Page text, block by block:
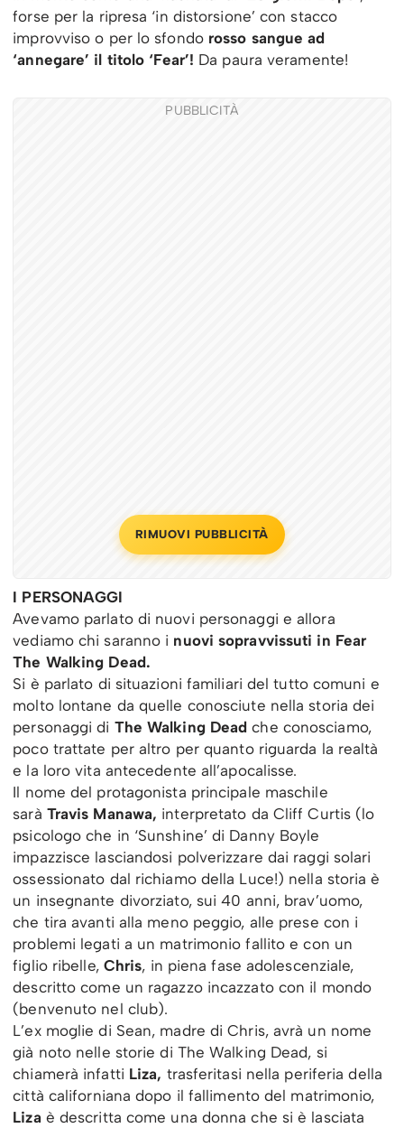
forse per la ripresa ‘in distorsione’ con stacco
improvviso o per lo sfondo rosso sangue ad
‘annegare’ il titolo ‘Fear’! Da paura veramente!
PUBBLICITÀ
RIMUOVI PUBBLICITÀ
I PERSONAGGI
Avevamo parlato di nuovi personaggi e allora
vediamo chi saranno i nuovi sopravvissuti in Fear
The Walking Dead.
Si è parlato di situazioni familiari del tutto comuni e
molto lontane da quelle conosciute nella storia dei
personaggi di The Walking Dead che conosciamo,
poco trattate per altro per quanto riguarda la realtà
e la loro vita antecedente all’apocalisse.
Il nome del protagonista principale maschile
sarà Travis Manawa, interpretato da Cliff Curtis (lo
psicologo che in ‘Sunshine’ di Danny Boyle
impazzisce lasciandosi polverizzare dai raggi solari
ossessionato dal richiamo della Luce!) nella storia è
un insegnante divorziato, sui 40 anni, brav’uomo,
che tira avanti alla meno peggio, alle prese con i
problemi legati a un matrimonio fallito e con un
figlio ribelle,Chris, in piena fase adolescenziale,
descritto come un ragazzo incazzato con il mondo
(benvenuto nel club).
L’ex moglie di Sean, madre di Chris, avrà un nome
già noto nelle storie di The Walking Dead, si
chiamerà infatti Liza, trasferitasi nella periferia della
città californiana dopo il fallimento del matrimonio,
Liza è descritta come una donna che si è lasciata